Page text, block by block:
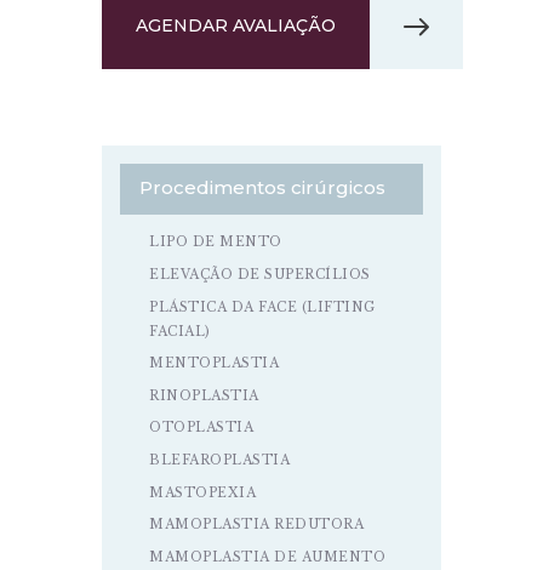
AGENDAR AVALIAÇÃO
Procedimentos cirúrgicos
LIPO DE MENTO
ELEVAÇÃO DE SUPERCÍLIOS
PLÁSTICA DA FACE (LIFTING
FACIAL)
MENTOPLASTIA
RINOPLASTIA
OTOPLASTIA
BLEFAROPLASTIA
MASTOPEXIA
MAMOPLASTIA REDUTORA
MAMOPLASTIA DE AUMENTO